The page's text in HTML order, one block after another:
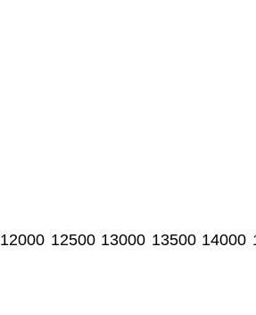
12000 12500 13000 13500 14000